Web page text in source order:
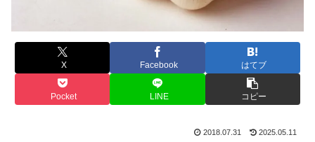
X Facebook はてブ
Pocket LINE コピー
2018.07.31 2025.05.11